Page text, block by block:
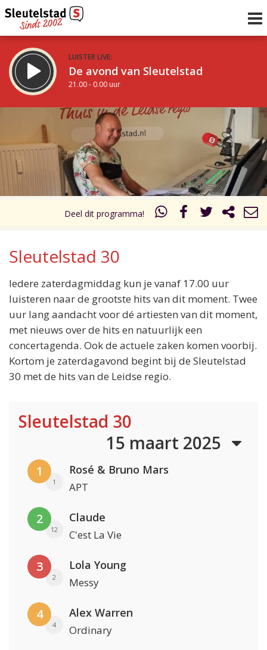
LUISTER LIVE:
De avond van Sleutelstad
21.00 - 0.00 uur
De nacht van Sleutelstad
0.00 - 6.00 uur
Vorig uur
uur 1 van 0 Volgend uur
Inklappen
Deel dit programma!
Sleutelstad 30
Iedere zaterdagmiddag kun je vanaf 17.00 uur
luisteren naar de grootste hits van dit moment. Twee
uur lang aandacht voor dé artiesten van dit moment,
met nieuws over de hits en natuurlijk een
concertagenda. Ook de actuele zaken komen voorbij.
Kortom je zaterdagavond begint bij de Sleutelstad
30 met de hits van de Leidse regio.
Sleutelstad 30
15 maart 2025
1
1
Rosé & Bruno Mars
APT
2
12
Claude
C'est La Vie
3
2
Lola Young
Messy
4
4
Alex Warren
Ordinary